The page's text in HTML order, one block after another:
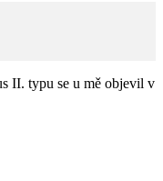
II. typu se u mě objevil v